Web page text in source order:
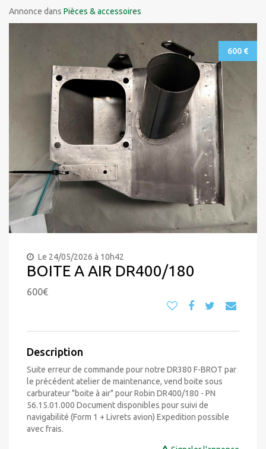
Annonce dans Pièces & accessoires
600 €
Le 24/05/2026 à 10h42
BOITE A AIR DR400/180
600€
Description
Suite erreur de commande pour notre DR380 F-BROT par
le précédent atelier de maintenance, vend boite sous
carburateur "boite à air" pour Robin DR400/180 - PN
56.15.01.000 Document disponibles pour suivi de
navigabilité (Form 1 + Livrets avion) Expedition possible
avec frais.